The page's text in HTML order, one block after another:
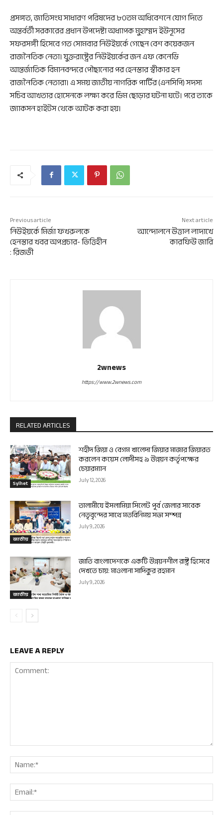
প্রসঙ্গত, জাতিসংঘ সাধারণ পরিষদের ৮০তম অধিবেশনে যোগ দিতে
অন্তর্বর্তী সরকারের প্রধান উপদেষ্টা অধ্যাপক মুহাম্মদ ইউনূসের
সফরসঙ্গী হিসেবে গত সোমবার নিউইয়র্কে গেছেন বেশ কয়েকজন
রাজনৈতিক নেতা। যুক্তরাষ্ট্রের নিউইয়র্কের জন এফ কেনেডি
আন্তর্জাতিক বিমানবন্দরে পৌছানোর পর হেনস্তার স্বীকার হন
রাজনৈতিক নেতারা। এ সময় জাতীয় নাগরিক পার্টির (এনসিপি) সদস্য
সচিব আখতার হোসেনকে লক্ষ্য করে ডিম ছোড়ার ঘটনা ঘটে। পরে তাকে
জ্যাকসন হাইটস থেকে আটক করা হয়।
Previous article
নিউইয়র্কে মির্জা ফখরুলকে
হেনস্তার খবর অপপ্রচার- ভিত্তিহীন
: রিজভী
Next article
আন্দোলনে উত্তাল লাদাখে
কারফিউ জারি
2wnews
https://www.2wnews.com
RELATED ARTICLES
Sylhet
শহীদ জিয়া ও বেগম খালেদা জিয়ার মাজার জিয়ারত
করলেন কয়েস লোদীসহ ৯ উন্নয়ন কর্তৃপক্ষের
চেয়ারম্যান
July 12, 2026
জাতীয়
তালামীযে ইসলামিয়া সিলেট পূর্ব জেলার সাবেক
নেতৃবৃন্দের সাথে মতবিনিময় সভা সম্পন্ন
July 9, 2026
জাতীয়
জাতি বাংলাদেশকে একটি উন্নয়নশীল রাষ্ট্র হিসেবে
দেখতে চায়: মাওলানা সাদিকুর রহমান
July 9, 2026
LEAVE A REPLY